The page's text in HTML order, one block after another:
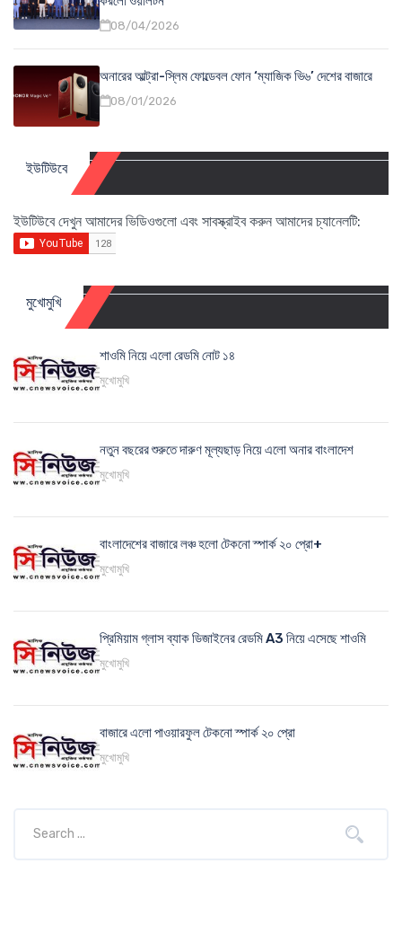
08/04/2026
অনারের আল্ট্রা-স্লিম ফোল্ডেবল ফোন ‘ম্যাজিক ভি৬’ দেশের বাজারে
08/01/2026
ইউটিউবে
ইউটিউবে দেখুন আমাদের ভিডিওগুলো এবং সাবস্ক্রাইব করুন আমাদের চ্যানেলটি:
মুখোমুখি
শাওমি নিয়ে এলো রেডমি নোট ১৪
মুখোমুখি
নতুন বছরের শুরুতে দারুণ মূল্যছাড় নিয়ে এলো অনার বাংলাদেশ
মুখোমুখি
বাংলাদেশের বাজারে লঞ্চ হলো টেকনো স্পার্ক ২০ প্রো+
মুখোমুখি
প্রিমিয়াম গ্লাস ব্যাক ডিজাইনের রেডমি A3 নিয়ে এসেছে শাওমি
মুখোমুখি
বাজারে এলো পাওয়ারফুল টেকনো স্পার্ক ২০ প্রো
মুখোমুখি